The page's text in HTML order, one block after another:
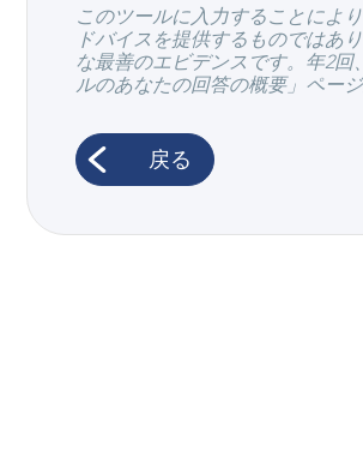
このツールに入力することによ
ドバイスを提供するものではあ
な最善のエビデンスです。年2
ルのあなたの回答の概要」ペー
戻る